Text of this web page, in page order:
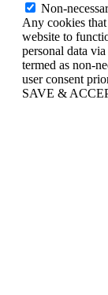
Non-
Any cookies
website to
personal data
termed as non-
user consent
SAVE &